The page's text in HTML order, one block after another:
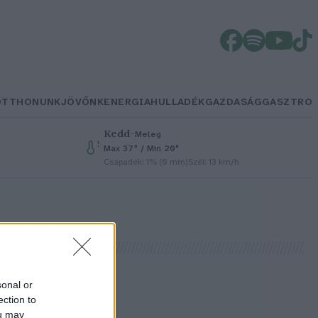
or
to
may
JÖVŐNKENERGIAHULLADÉKGAZDASÁGGASZTRO
Kedd–Meleg
Max 37° / Min 20°
Csapadék: 1% (0 mm)Szél: 13 km/h